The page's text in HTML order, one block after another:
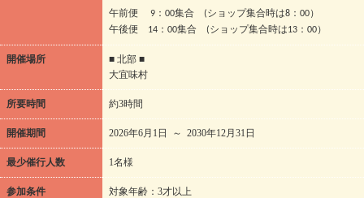
午前便 9：00集合 (ショップ集合時は8：00）
午後便 14：00集合 (ショップ集合時は13：00）
開催場所
■ 北部 ■
大宜味村
所要時間 約3時間
開催期間 2026年6月1日 ～ 2030年12月31日
最少催行人数 1名様
参加条件 対象年齢：3才以上